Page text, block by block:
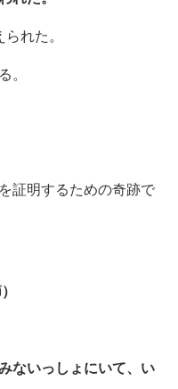
れた。
。
証明するための奇跡で
ないっしょにいて、い